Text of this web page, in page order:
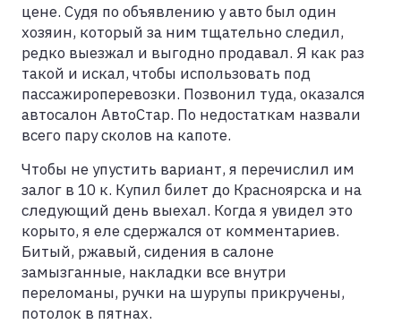
цене. Судя по объявлению у авто был один
хозяин, который за ним тщательно следил,
редко выезжал и выгодно продавал. Я как раз
такой и искал, чтобы использовать под
пассажироперевозки. Позвонил туда, оказался
автосалон АвтоСтар. По недостаткам назвали
всего пару сколов на капоте.
Чтобы не упустить вариант, я перечислил им
залог в 10 к. Купил билет до Красноярска и на
следующий день выехал. Когда я увидел это
корыто, я еле сдержался от комментариев.
Битый, ржавый, сидения в салоне
замызганные, накладки все внутри
переломаны, ручки на шурупы прикручены,
потолок в пятнах.